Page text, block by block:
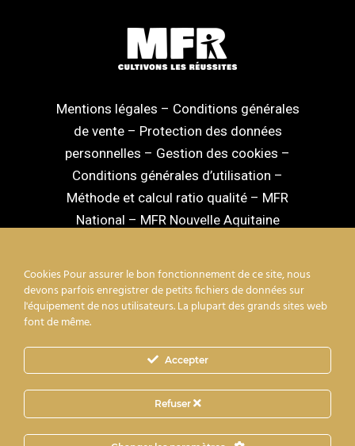
Mentions légales – Conditions générales
de vente– Protection des données
personnelles – Gestion des cookies –
Conditions générales d’utilisation –
Méthode et calcul ratio qualité – MFR
National – MFR Nouvelle Aquitaine
facebook linkedin youtube instagram
mixcloud
Cookies Pour assurer le bon fonctionnement de ce site, nous
devons parfois enregistrer de petits fichiers de données sur
l'équipement de nos utilisateurs. La plupart des grands sites web
font de même.
Accepter
Refuser